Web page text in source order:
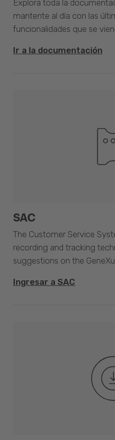
Explora toda la
mantente al día con las
funcionalidades que se
Ir a la documentación
SAC
The Customer Service
recording and tracking
suggestions on the
Ingresar a SAC